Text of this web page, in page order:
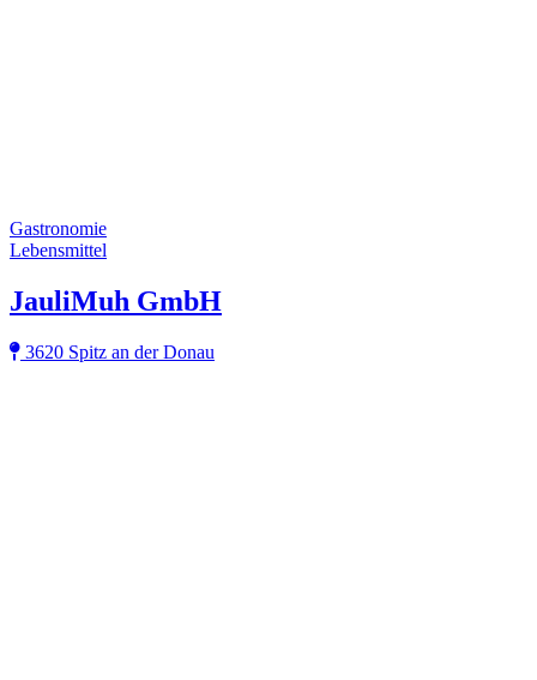
Gastronomie
Lebensmittel
JauliMuh GmbH
3620 Spitz an der Donau